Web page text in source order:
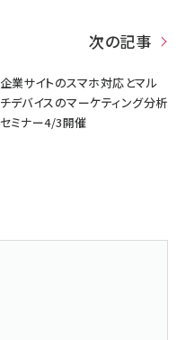
次の記事
企業サイトのスマホ対応とマル
チデバイスのマーケティング分析
セミナー4/3開催